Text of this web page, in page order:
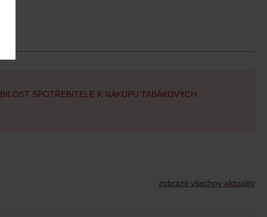
SPOTŘEBITELE K NÁKUPU TABÁKOVÝCH
zobrazit všechny aktuality